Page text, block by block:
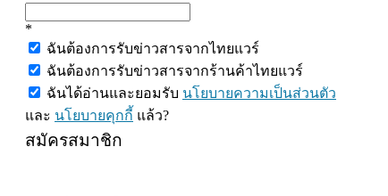
*
ฉันต้องการรับข่าวสารจากไทยแวร์
ฉันต้องการรับข่าวสารจากร้านค้าไทยแวร์
ฉันได้อ่านและยอมรับ นโยบายความเป็นส่วนตัว
และ นโยบายคุกกี้ แล้ว?
สมัครสมาชิก